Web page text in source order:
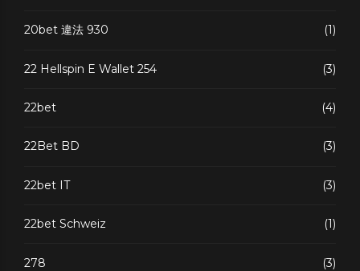
20bet 違法 930 (1)
22 Hellspin E Wallet 254 (3)
22bet (4)
22Bet BD (3)
22bet IT (3)
22bet Schweiz (1)
278 (3)